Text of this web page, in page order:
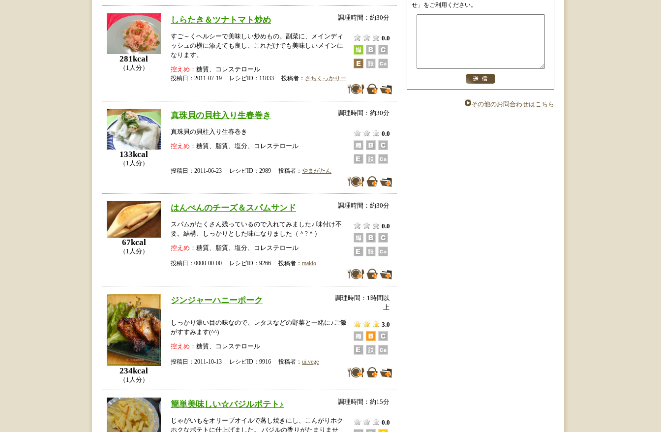
281kcal
（1人分）
しらたき＆ツナトマト炒め 調理時間：約30分
すご～くヘルシーで美味しい炒めもの。副菜に、メインディ
ッシュの横に添えても良し、これだけでも美味しいメインに
なります。
0.0
控えめ： 糖質、コレステロール
投稿日：2011-07-19 レシピID：11833 投稿者： さちくっかりー
133kcal
（1人分）
真珠貝の貝柱入り生春巻き 調理時間：約30分
真珠貝の貝柱入り生春巻き
0.0
控えめ： 糖質、脂質、塩分、コレステロール
投稿日：2011-06-23 レシピID：2989 投稿者： やまがたん
67kcal
（1人分）
はんぺんのチーズ＆スパムサンド 調理時間：約30分
スパムがたくさん残っているので入れてみました♪ 味付け不
要。結構、しっかりとした味になりました（＾?＾）
0.0
控えめ： 糖質、脂質、塩分、コレステロール
投稿日：0000-00-00 レシピID：9266 投稿者： makio
234kcal
（1人分）
ジンジャーハニーポーク
調理時間：1時間以
上
しっかり濃い目の味なので、レタスなどの野菜と一緒に♪ご飯
がすすみます(^^)
3.0
控えめ： 糖質、コレステロール
投稿日：2011-10-13 レシピID：9916 投稿者： ui.vege
簡単美味しい☆バジルポテト♪ 調理時間：約15分
じゃがいもをオリーブオイルで蒸し焼きにし、こんがりホク
ホクなポテトに仕上げました。 バジルの香りがたまりませ
0.0
せ」をご利用ください。
その他のお問合わせはこちら